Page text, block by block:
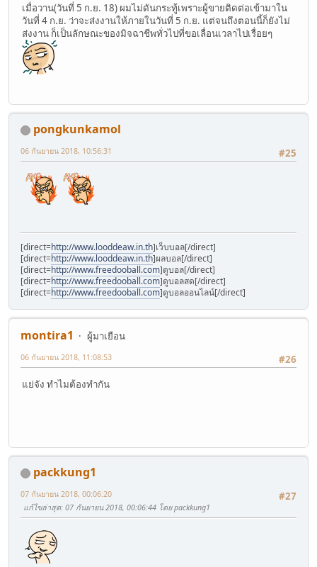
เมื่อวาน(วันที่ 5 ก.ย. 18) ผมไม่ดันกระทู้เพราะผู้ขายติดต่อเข้ามาใน
วันที่ 4 ก.ย. ว่าจะส่งงานให้ภายในวันที่ 5 ก.ย. แต่จนถึงตอนนี้ก็ยังไม่
ส่งงาน ก็เป็นลักษณะของมิจฉาชีพทั่วไปที่ขอเลื่อนเวลาไปเรื่อยๆ
pongkunkamol
#25
06 กันยายน 2018, 10:56:31
[direct=http://www.looddeaw.in.th]เว็บบอล[/direct]
[direct=http://www.looddeaw.in.th]ผลบอล[/direct]
[direct=http://www.freedooball.com]ดูบอล[/direct]
[direct=http://www.freedooball.com]ดูบอลสด[/direct]
[direct=http://www.freedooball.com]ดูบอลออนไลน์[/direct]
montira1
ผู้มาเยือน
#26
06 กันยายน 2018, 11:08:53
แย่จัง ทำไมต้องทำกัน
packkung1
#27
07 กันยายน 2018, 00:06:20
แก้ไขล่าสุด: 07 กันยายน 2018, 00:06:44 โดย packkung1